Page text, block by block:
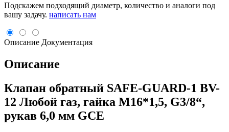
Подскажем подходящий диаметр, количество и аналоги под
вашу задачу. написать нам
Описание Документация
Описание
Клапан обратный SAFE-GUARD-1 BV-
12 Любой газ, гайка M16*1,5, G3/8“,
рукав 6,0 мм GCE